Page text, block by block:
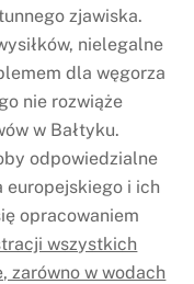
zjawiska.
nielegalne
dla węgorza
nie rozwiąże
w Bałtyku.
odpowiedzialne
europejskiego i ich
opracowaniem
wszystkich
zarówno w wodach